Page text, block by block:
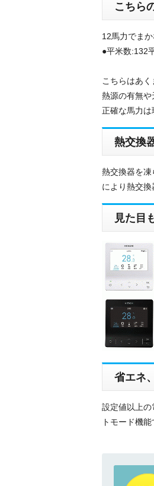
こちら
12馬力でま
●平米数
こちらはあく
熱源の有無や
正確な馬力は
熱交換
熱交換器を
により熱交
見た目
省エネ
設定値以上
トモード機